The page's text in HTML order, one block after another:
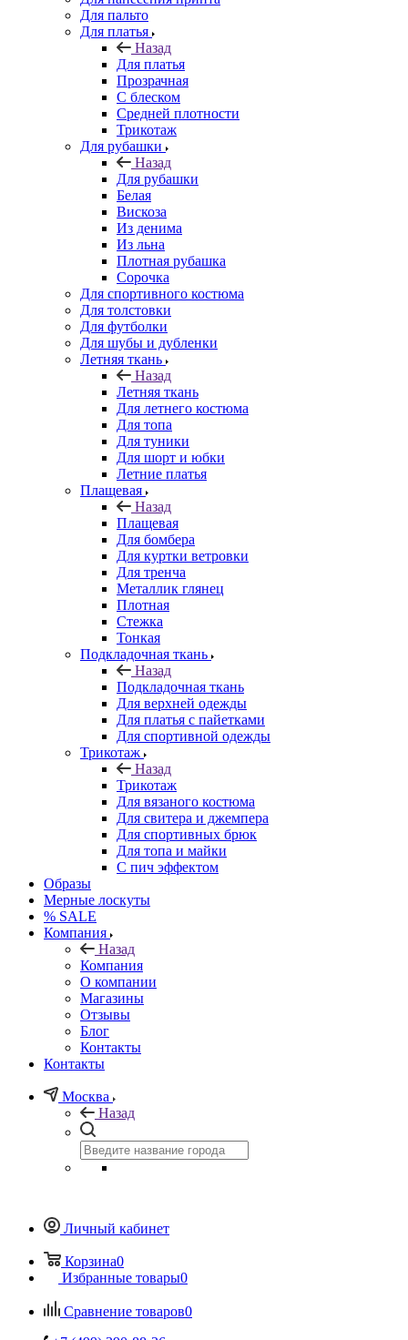
Для пальто
Для платья
Назад
Для платья
Прозрачная
С блеском
Средней плотности
Трикотаж
Для рубашки
Назад
Для рубашки
Белая
Вискоза
Из денима
Из льна
Плотная рубашка
Сорочка
Для спортивного костюма
Для толстовки
Для футболки
Для шубы и дубленки
Летняя ткань
Назад
Летняя ткань
Для летнего костюма
Для топа
Для туники
Для шорт и юбки
Летние платья
Плащевая
Назад
Плащевая
Для бомбера
Для куртки ветровки
Для тренча
Металлик глянец
Плотная
Стежка
Тонкая
Подкладочная ткань
Назад
Подкладочная ткань
Для верхней одежды
Для платья с пайетками
Для спортивной одежды
Трикотаж
Назад
Трикотаж
Для вязаного костюма
Для свитера и джемпера
Для спортивных брюк
Для топа и майки
С пич эффектом
Образы
Мерные лоскуты
% SALE
Компания
Назад
Компания
О компании
Магазины
Отзывы
Блог
Контакты
Контакты
Москва
Назад
Личный кабинет
Корзина0
Избранные товары0
Сравнение товаров0